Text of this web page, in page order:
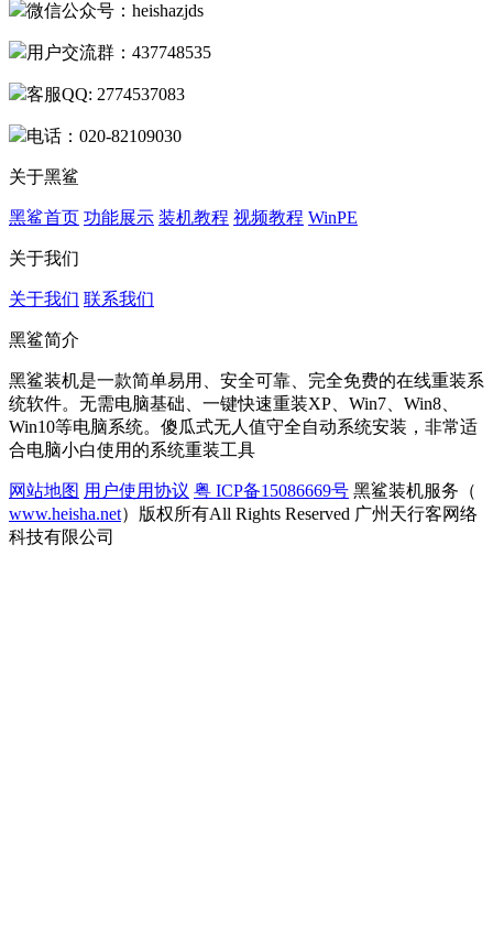
微信公众号：heishazjds
用户交流群：437748535
客服QQ: 2774537083
电话：020-82109030
关于黑鲨
黑鲨首页 功能展示 装机教程 视频教程 WinPE
关于我们
关于我们 联系我们
黑鲨简介
黑鲨装机是一款简单易用、安全可靠、完全免费的在线重装系
统软件。无需电脑基础、一键快速重装XP、Win7、Win8、
Win10等电脑系统。傻瓜式无人值守全自动系统安装，非常适
合电脑小白使用的系统重装工具
网站地图 用户使用协议 粤 ICP备15086669号 黑鲨装机服务（
www.heisha.net）版权所有All Rights Reserved 广州天行客网络
科技有限公司